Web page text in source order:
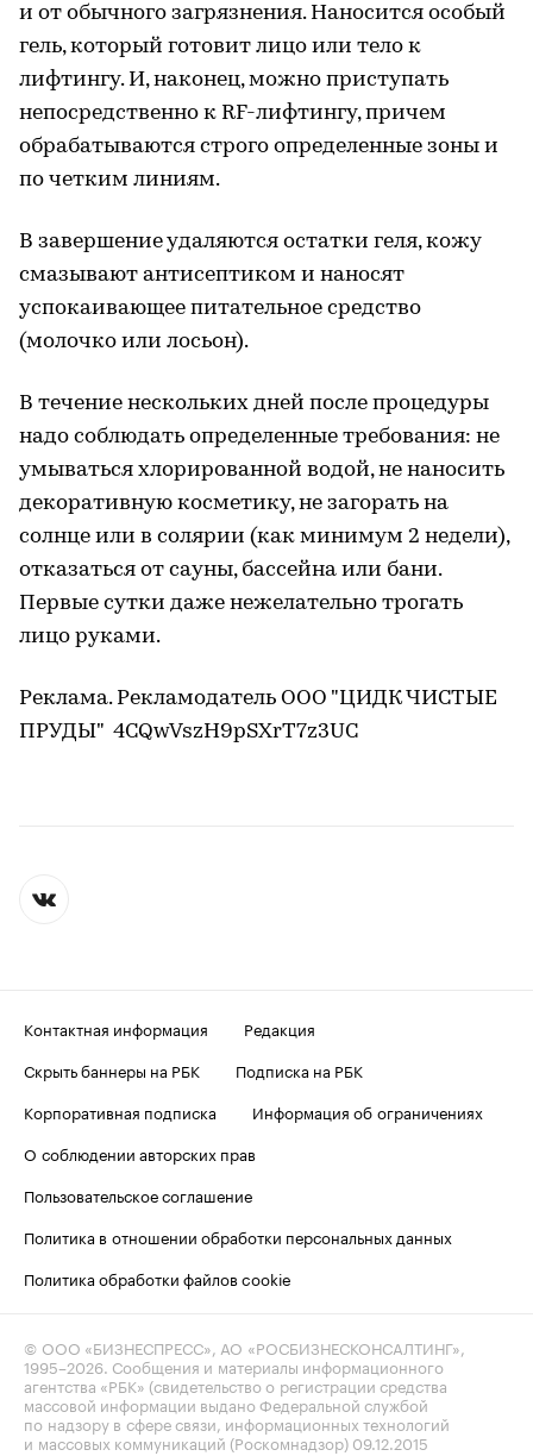
и от обычного загрязнения. Наносится особый
гель, который готовит лицо или тело к
лифтингу. И, наконец, можно приступать
непосредственно к RF-лифтингу, причем
обрабатываются строго определенные зоны и
по четким линиям.
В завершение удаляются остатки геля, кожу
смазывают антисептиком и наносят
успокаивающее питательное средство
(молочко или лосьон).
В течение нескольких дней после процедуры
надо соблюдать определенные требования: не
умываться хлорированной водой, не наносить
декоративную косметику, не загорать на
солнце или в солярии (как минимум 2 недели),
отказаться от сауны, бассейна или бани.
Первые сутки даже нежелательно трогать
лицо руками.
Реклама. Рекламодатель ООО "ЦИДК ЧИСТЫЕ
ПРУДЫ" 4CQwVszH9pSXrT7z3UC
Контактная информация
Редакция
Скрыть баннеры на РБК
Подписка на РБК
Корпоративная подписка
Информация об ограничениях
О соблюдении авторских прав
Пользовательское соглашение
Политика в отношении обработки персональных данных
Политика обработки файлов cookie
© ООО «БИЗНЕСПРЕСС», АО «РОСБИЗНЕСКОНСАЛТИНГ»,
1995–2026 . Сообщения и материалы информационного
агентства «РБК» (свидетельство о регистрации средства
массовой информации выдано Федеральной службой
по надзору в сфере связи, информационных технологий
и массовых коммуникаций (Роскомнадзор) 09.12.2015